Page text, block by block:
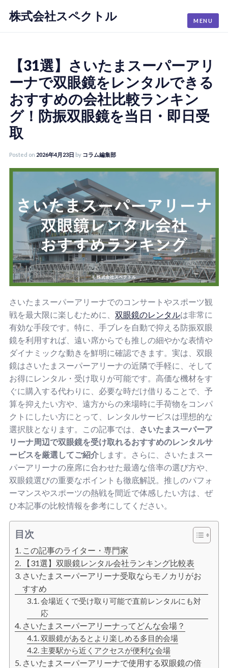
Skip株式会社スペクトル MENU
【31選】さいたまスーパーアリ
ーナで双眼鏡をレンタルできる
おすすめの会社比較ランキン
グ！防振双眼鏡を当日・即日受
取
Posted on 2026年4月23日 by コラム編集部
さいたまスーパーアリーナでのコンサートやスポーツ観
戦を最大限に楽しむために、 双眼鏡のレンタルは非常に
有効な手段です。特に、手ブレを自動で抑える防振双眼
鏡を利用すれば、遠い席からでも推しの細やかな表情や
ダイナミックな動きを鮮明に確認できます。実は、双眼
鏡はさいたまスーパーアリーナの近隣で手軽に、そして
お得にレンタル・受け取りが可能です。高価な機材をす
ぐに購入する代わりに、必要な時だけ借りることで、予
算を抑えたい方や、遠方からの来場時に手荷物をコンパ
クトにしたい方にとって、レンタルサービスは理想的な
選択肢となります。この記事では、
さいたまスーパーア
リーナ周辺で双眼鏡を受け取れるおすすめのレンタルサ
ービスを厳選してご紹介します。さらに、さいたまスー
パーアリーナの座席に合わせた最適な倍率の選び方や、
双眼鏡選びの重要なポイントも徹底解説。推しのパフォ
ーマンスやスポーツの熱戦を間近で体感したい方は、ぜ
ひ本記事の比較情報を参考にしてください。
目次
この記事のライター・専門家
【31選】双眼鏡レンタル会社ランキング比較表
さいたまスーパーアリーナ受取ならモノカリがお
すすめ
会場近くで受け取り可能で直前レンタルにも対
応
さいたまスーパーアリーナってどんな会場？
双眼鏡があるとより楽しめる多目的会場
主要駅から近くアクセスが便利な会場
さいたまスーパーアリーナで使用する双眼鏡の倍